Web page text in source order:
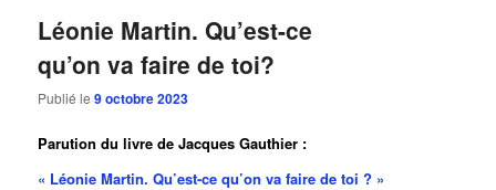
Léonie Martin. Qu’est-ce
qu’on va faire de toi?
Publié le9 octobre 2023
Parution du livre de Jacques Gauthier :
« Léonie Martin. Qu’est-ce qu’on va faire de toi ? »